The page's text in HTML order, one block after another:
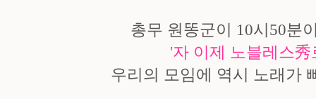
총무 원똥군이 10시50분
'자 이제 노블레스
우리의 모임에 역시 노래가